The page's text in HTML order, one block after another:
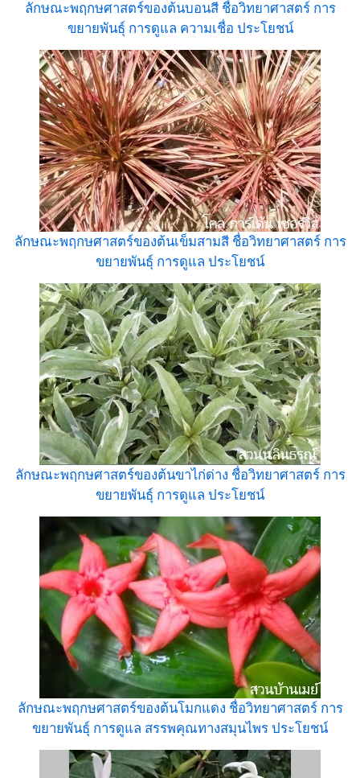
ลักษณะพฤกษศาสตร์ของต้นบอนสี ชื่อวิทยาศาสตร์ การ
ขยายพันธุ์ การดูแล ความเชื่อ ประโยชน์
ลักษณะพฤกษศาสตร์ของต้นเข็มสามสี ชื่อวิทยาศาสตร์ การ
ขยายพันธุ์ การดูแล ประโยชน์
ลักษณะพฤกษศาสตร์ของต้นขาไก่ด่าง ชื่อวิทยาศาสตร์ การ
ขยายพันธุ์ การดูแล ประโยชน์
ลักษณะพฤกษศาสตร์ของต้นโมกแดง ชื่อวิทยาศาสตร์ การ
ขยายพันธุ์ การดูแล สรรพคุณทางสมุนไพร ประโยชน์